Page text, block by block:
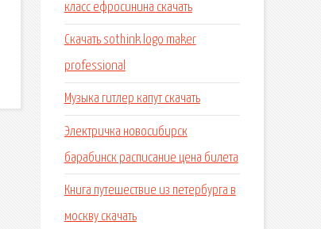
класс ефросинина скачать
Скачать sothink logo maker
professional
Музыка гитлер капут скачать
Электричка новосибирск
барабинск расписание цена билета
Книга путешествие из петербурга в
москву скачать